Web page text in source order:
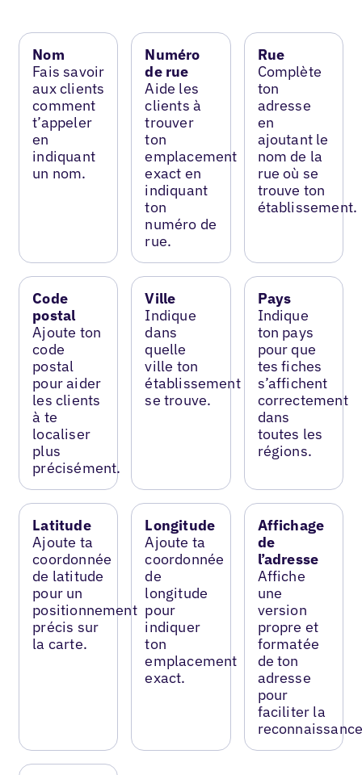
Nom
Fais savoir
aux clients
comment
t’appeler
en
indiquant
un nom.
Numéro
de rue
Aide les
clients à
trouver
ton
emplacement
exact en
indiquant
ton
numéro de
rue.
Rue
Complète
ton
adresse
en
ajoutant le
nom de la
rue où se
trouve ton
établissement.
Code
postal
Ajoute ton
code
postal
pour aider
les clients
à te
localiser
plus
précisément.
Ville
Indique
dans
quelle
ville ton
établissement
se trouve.
Pays
Indique
ton pays
pour que
tes fiches
s’affichent
correctement
dans
toutes les
régions.
Latitude
Ajoute ta
coordonnée
de latitude
pour un
positionnement
précis sur
la carte.
Longitude
Ajoute ta
coordonnée
de
longitude
pour
indiquer
ton
emplacement
exact.
Affichage
de
l’adresse
Affiche
une
version
propre et
formatée
de ton
adresse
pour
faciliter la